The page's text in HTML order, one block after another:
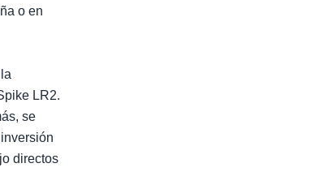
o en
LR2.
se
directos